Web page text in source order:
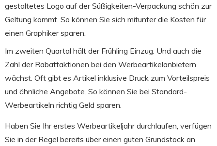
gestaltetes Logo auf der Süßigkeiten-Verpackung schön zur
Geltung kommt. So können Sie sich mitunter die Kosten für
einen Graphiker sparen.
Im zweiten Quartal hält der Frühling Einzug. Und auch die
Zahl der Rabattaktionen bei den Werbeartikelanbietern
wächst. Oft gibt es Artikel inklusive Druck zum Vorteilspreis
und ähnliche Angebote. So können Sie bei Standard-
Werbeartikeln richtig Geld sparen.
Haben Sie Ihr erstes Werbeartikeljahr durchlaufen, verfügen
Sie in der Regel bereits über einen guten Grundstock an